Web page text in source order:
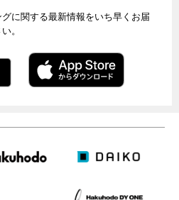
に関する最新情報をいち早くお届
。